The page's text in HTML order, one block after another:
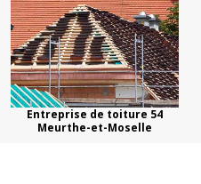
Entreprise de toiture 54
Meurthe-et-Moselle